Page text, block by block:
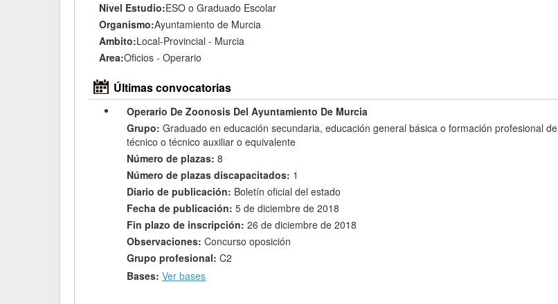
Nivel Estudio:ESO o Graduado Escolar
Organismo:Ayuntamiento de Murcia
Ambito:Local-Provincial - Murcia
Area:Oficios - Operario
Últimas convocatorias
Operario De Zoonosis Del Ayuntamiento De Murcia
Grupo: Graduado en educación secundaria, educación general básica o formación profesional de
técnico o técnico auxiliar o equivalente
Número de plazas: 8
Número de plazas discapacitados: 1
Diario de publicación: Boletín oficial del estado
Fecha de publicación: 5 de diciembre de 2018
Fin plazo de inscripción: 26 de diciembre de 2018
Observaciones: Concurso oposición
Grupo profesional: C2
Bases: Ver bases